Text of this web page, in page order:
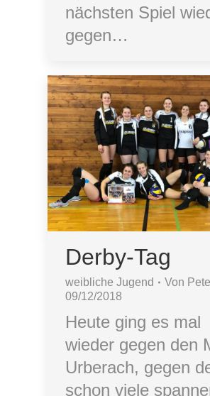
nächsten Spiel
gegen…
Derby-Tag
weibliche Jugend Von
09/12/2018
Heute ging es mal
wieder gegen den
Urberach, gegen
schon viele